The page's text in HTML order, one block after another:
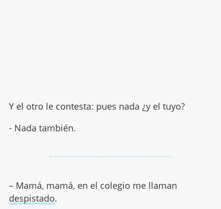
Y el otro le contesta: pues nada ¿y el tuyo?
- Nada también.
– Mamá, mamá, en el colegio me llaman
despistado.